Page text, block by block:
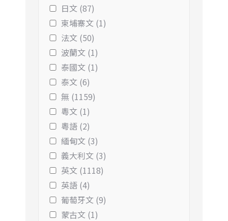
日文 (87)
柬埔寨文 (1)
法文 (50)
波蘭文 (1)
泰國文 (1)
泰文 (6)
無 (1159)
粵文 (1)
粵語 (2)
緬甸文 (3)
義大利文 (3)
英文 (1118)
英語 (4)
葡萄牙文 (9)
蒙古文 (1)